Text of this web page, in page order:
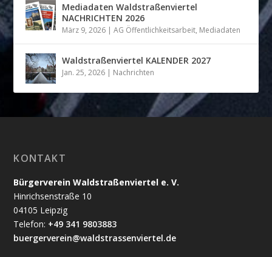
Mediadaten Waldstraßenviertel
NACHRICHTEN 2026
März 9, 2026 |AG Öffentlichkeitsarbeit, Mediadaten
Waldstraßenviertel KALENDER 2027
Jan. 25, 2026 | Nachrichten
KONTAKT
Bürgerverein Waldstraßenviertel e. V.
Hinrichsenstraße 10
04105 Leipzig
Telefon: +49 341 9803883
buergerverein@waldstrassenviertel.de